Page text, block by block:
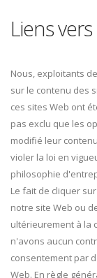
Liens
Nous, exploitants
sur le contenu des
ces sites Web ont
pas exclu que les
modifié leur
violer la loi en
philosophie
Le fait de cliquer
notre site Web ou
ultérieurement à la
n'avons aucun
consentement par
Web. En règle